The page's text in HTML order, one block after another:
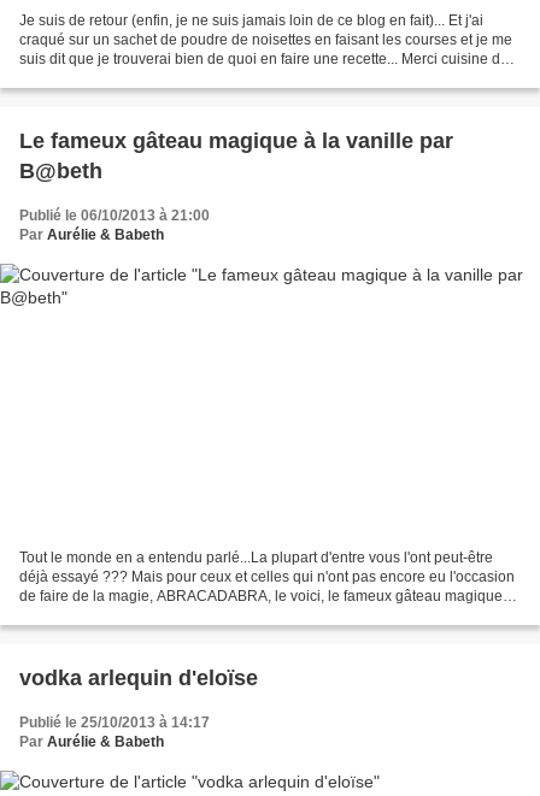
Je suis de retour (enfin, je ne suis jamais loin de ce blog en fait)... Et j'ai
craqué sur un sachet de poudre de noisettes en faisant les courses et je me
suis dit que je trouverai bien de quoi en faire une recette... Merci cuisine de
Le fameux gâteau magique à la vanille par
B@beth
Publié le 06/10/2013 à 21:00
Par Aurélie & Babeth
Tout le monde en a entendu parlé...La plupart d'entre vous l'ont peut-être
déjà essayé ??? Mais pour ceux et celles qui n'ont pas encore eu l'occasion
de faire de la magie, ABRACADABRA, le voici, le fameux gâteau magique
vodka arlequin d'eloïse
Publié le 25/10/2013 à 14:17
Par Aurélie & Babeth